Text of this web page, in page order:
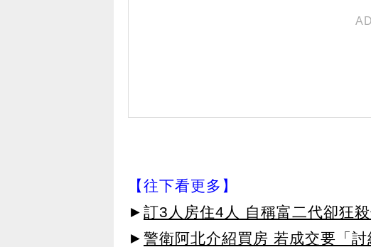
【往下看更多】
► 訂3人房住4人 自稱富二代卻狂
► 警衛阿北介紹買房 若成交要「